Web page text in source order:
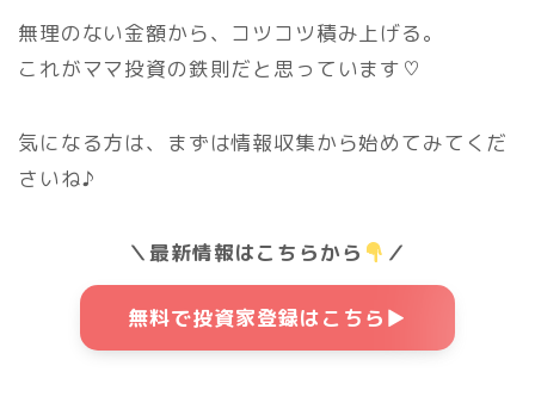
無理のない金額から、コツコツ積み上げる。
これがママ投資の鉄則だと思っています♡
気になる方は、まずは情報収集から始めてみてくだ
さいね♪
＼最新情報はこちらから ／
無料で投資家登録はこちら▶